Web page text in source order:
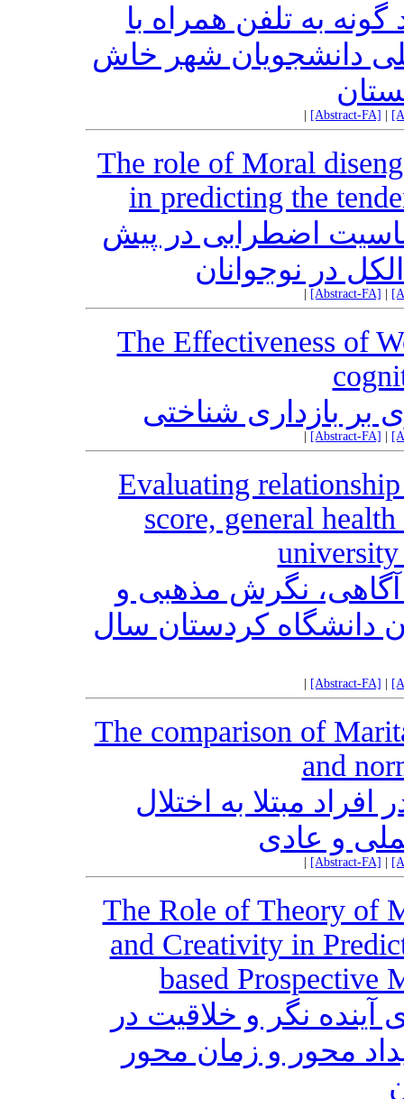
به تلفن همراه با
دانشجویان شهر خاش
[Abstract-FA]
The role of Moral
in predicting the
اضطرابی در پیش
در نوجوانان
[Abstract-FA]
The Effectiveness of
بر بازداری شناختی
[Abstract-FA]
Evaluating
score, general
university
نگرش مذهبی و
دانشگاه کردستان سال
[Abstract-FA]
The comparison of
and
مبتلا به اختلال
و عادی
[Abstract-FA]
The Role of Theory of
and Creativity in
based Prospective
نگر و خلاقیت در
محور و زمان محور